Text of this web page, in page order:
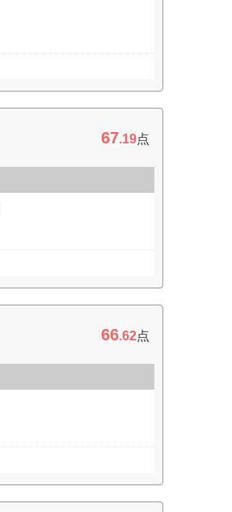
67.19点
66.62点